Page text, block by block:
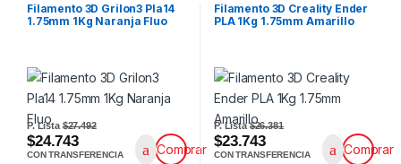
Filamento 3D Grilon3 Pla14
1.75mm 1Kg Naranja Fluo
P. Lista$27.492
$24.743
CON TRANSFERENCIA Comprar
Filamento 3D Creality Ender
PLA 1Kg 1.75mm Amarillo
P. Lista$26.381
$23.743
CON TRANSFERENCIA Comprar